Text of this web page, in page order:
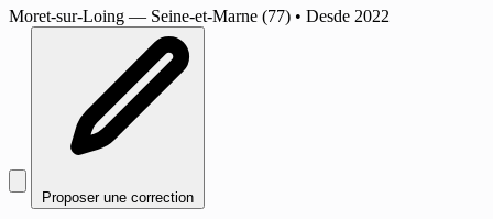
Moret-sur-Loing — Seine-et-Marne (77) • Desde 2022
Proposer une correction